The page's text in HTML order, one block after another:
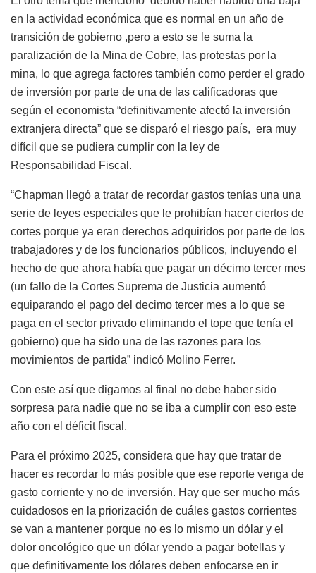
en la actividad económica que es normal en un año de
transición de gobierno ,pero a esto se le suma la
paralización de la Mina de Cobre, las protestas por la
mina, lo que agrega factores también como perder el grado
de inversión por parte de una de las calificadoras que
según el economista “definitivamente afectó la inversión
extranjera directa” que se disparó el riesgo país, era muy
difícil que se pudiera cumplir con la ley de
Responsabilidad Fiscal.
“Chapman llegó a tratar de recordar gastos tenías una una
serie de leyes especiales que le prohibían hacer ciertos de
cortes porque ya eran derechos adquiridos por parte de los
trabajadores y de los funcionarios públicos, incluyendo el
hecho de que ahora había que pagar un décimo tercer mes
(un fallo de la Cortes Suprema de Justicia aumentó
equiparando el pago del decimo tercer mes a lo que se
paga en el sector privado eliminando el tope que tenía el
gobierno) que ha sido una de las razones para los
movimientos de partida” indicó Molino Ferrer.
Con este así que digamos al final no debe haber sido
sorpresa para nadie que no se iba a cumplir con eso este
año con el déficit fiscal.
Para el próximo 2025, considera que hay que tratar de
hacer es recordar lo más posible que ese reporte venga de
gasto corriente y no de inversión. Hay que ser mucho más
cuidadosos en la priorización de cuáles gastos corrientes
se van a mantener porque no es lo mismo un dólar y el
dolor oncológico que un dólar yendo a pagar botellas y
que definitivamente los dólares deben enfocarse en ir